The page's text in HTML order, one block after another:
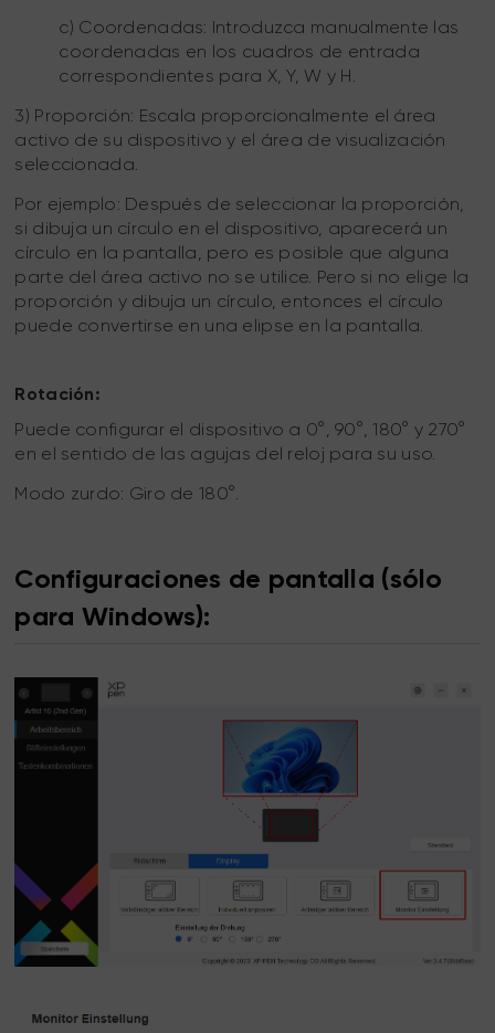
c) Coordenadas: Introduzca manualmente las
coordenadas en los cuadros de entrada
correspondientes para X, Y, W y H.
3) Proporción: Escala proporcionalmente el área
activo de su dispositivo y el área de visualización
seleccionada.
Por ejemplo: Después de seleccionar la proporción,
si dibuja un círculo en el dispositivo, aparecerá un
círculo en la pantalla, pero es posible que alguna
parte del área activo no se utilice. Pero si no elige la
proporción y dibuja un círculo, entonces el círculo
puede convertirse en una elipse en la pantalla.
Rotación:
Puede configurar el dispositivo a 0°, 90°, 180° y 270°
en el sentido de las agujas del reloj para su uso.
Modo zurdo: Giro de 180°.
Configuraciones de pantalla (sólo
para Windows):